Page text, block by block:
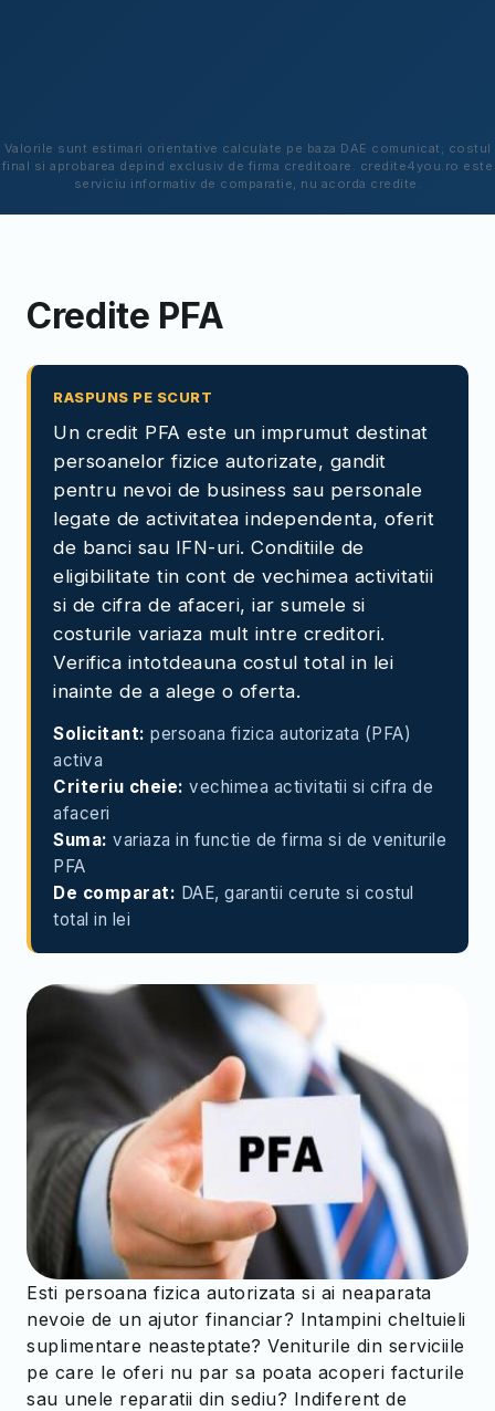
Valorile sunt estimari orientative calculate pe baza DAE comunicat; costul
final si aprobarea depind exclusiv de firma creditoare. credite4you.ro este
serviciu informativ de comparatie, nu acorda credite.
Credite PFA
RASPUNS PE SCURT
Un credit PFA este un imprumut destinat
persoanelor fizice autorizate, gandit
pentru nevoi de business sau personale
legate de activitatea independenta, oferit
de banci sau IFN-uri. Conditiile de
eligibilitate tin cont de vechimea activitatii
si de cifra de afaceri, iar sumele si
costurile variaza mult intre creditori.
Verifica intotdeauna costul total in lei
inainte de a alege o oferta.
Solicitant: persoana fizica autorizata (PFA)
activa
Criteriu cheie: vechimea activitatii si cifra de
afaceri
Suma: variaza in functie de firma si de veniturile
PFA
De comparat: DAE, garantii cerute si costul
total in lei
Esti persoana fizica autorizata si ai neaparata
nevoie de un ajutor financiar? Intampini cheltuieli
suplimentare neasteptate? Veniturile din serviciile
pe care le oferi nu par sa poata acoperi facturile
sau unele reparatii din sediu? Indiferent de